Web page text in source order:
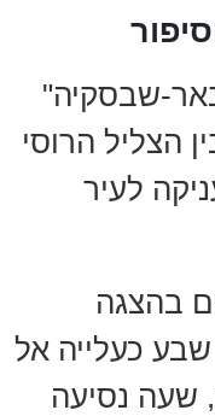
שבסקיה"
הצליל הרוסי
לעיר
בהצגה
כעלייה אל
שעה נסיעה